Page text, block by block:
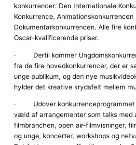
konkurrencer: Den Internationale
Konkurrence, Animationskonkurrencen
Dokumentarkonkurrencen. Alle fire
Oscar-kvalificerende priser.
· Dertil kommer
fra de fire hovedkonkurrencer, der er
unge publikum, og den nye
hylder det kreative krydsfelt mellem
· Udover konkurrenceprogrammet
væld af arrangementer som talks med
filmbranchen, open air-filmvisninger,
og unge, koncerter, workshops og